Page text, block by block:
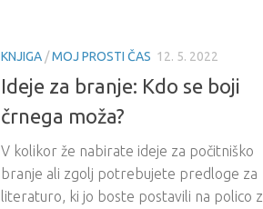
KNJIGA /MOJ PROSTI ČAS 12. 5. 2022
Ideje za branje: Kdo se boji
črnega moža?
V kolikor že nabirate ideje za počitniško
branje ali zgolj potrebujete predloge za
literaturo, ki jo boste postavili na polico z